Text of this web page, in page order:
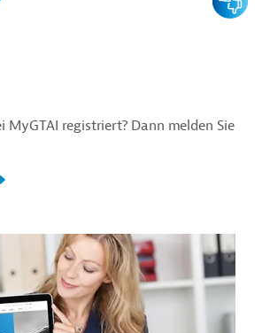
MyGTAI registriert? Dann melden Sie